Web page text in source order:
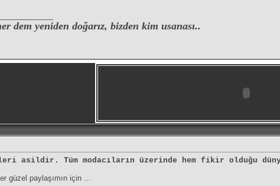
dem yeniden doğarız, bizden kim usanası..
asildir. Tüm modacıların üzerinde hem fikir olduğu
güzel paylaşımın için ...